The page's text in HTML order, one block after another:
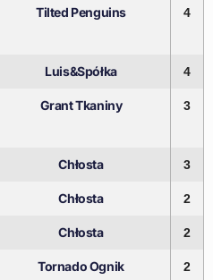
Tilted Penguins 4
Luis&Spółka 4
Grant Tkaniny 3
Chłosta 3
Chłosta 2
Chłosta 2
Tornado Ognik 2